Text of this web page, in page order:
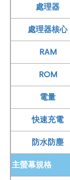
五倍光學變焦
Xiaomi17T 在影
拍攝、旅遊記錄
果。後置採用三
23mm 主鏡頭、
以及 5,000 萬
攝情境。無論是
景，都能保留
變焦能力，
能輕鬆拉近拍
功能，主打拍完
處理器
處理器核心
RAM
ROM
電量
快速充電
防水防塵
主螢幕規格